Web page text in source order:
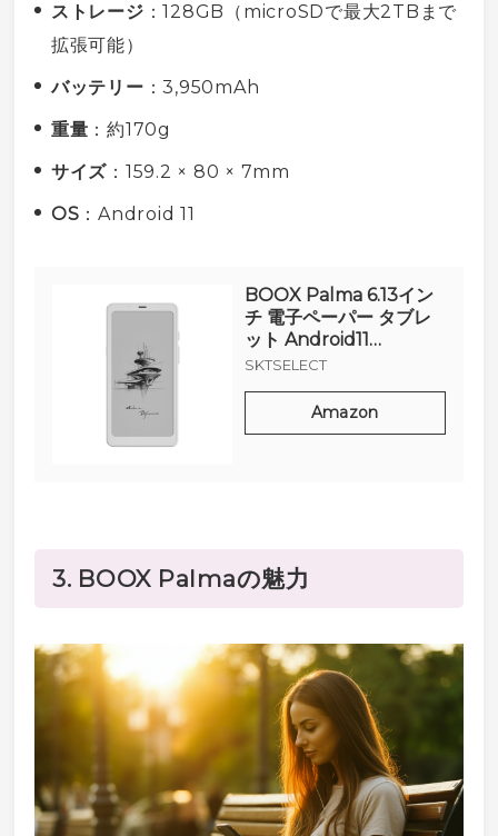
ストレージ ：128GB（ microSDで最大2TBまで
拡張可能）
バッテリー ：3,950mAh
重量 ：約170g
サイズ ：159.2 × 80 × 7mm
OS ：Android 11
BOOX Palma 6.13イン
チ 電子ペーパー タブレ
ット Android11
GooglePlay搭載 (ホワ
SKTSELECT
Amazon
3. BOOX Palmaの魅力